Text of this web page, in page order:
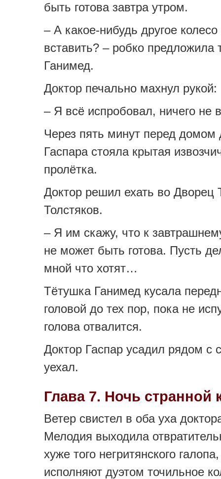
быть готова завтра утром.
– А какое-нибудь другое колесо
вставить? – робко предложила
Ганимед.
Доктор печально махнул рукой:
– Я всё испробовал, ничего не
Через пять минут перед домом
Гаспара стояла крытая
пролётка.
Доктор решил ехать во Дворец
Толстяков.
– Я им скажу, что к
не может быть готова. Пусть
мной что хотят…
Тётушка Ганимед кусала
головой до тех пор, пока не
голова отвалится.
Доктор Гаспар усадил рядом с
уехал.
Глава 7. Ночь странной
Ветер свистел в оба уха
Мелодия выходила
хуже того негритянского
исполняют дуэтом точильное